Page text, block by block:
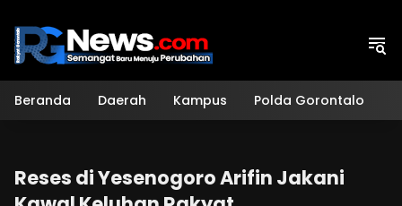
konten
Beranda Daerah Kampus Polda Gorontalo
Reses di Yesenogoro Arifin Jakani